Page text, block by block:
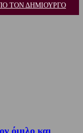
ΤΟΝ ΔΗΜΙΟΥΡΓΟ
όμιλο και